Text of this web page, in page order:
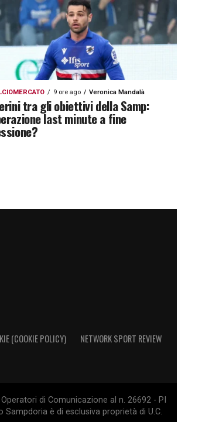
9 ore ago Veronica Mandalà
tra gli obiettivi della Samp:
last minute a fine
(COOKIE POLICY) NETWORK SPORT REVIEW
di Comunicazione al n. 26692 - PI
è di esclusiva proprietà di U.C.